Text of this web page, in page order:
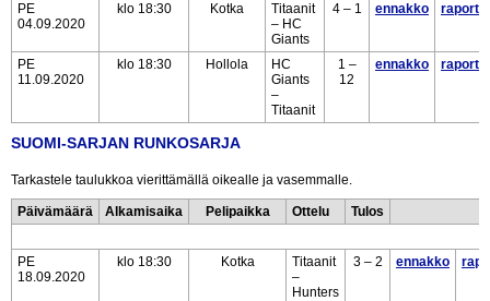
PE
04.09.2020
klo 18:30 Kotka
Titaanit
– HC
Giants
4 – 1 ennakko raportti
PE
11.09.2020
klo 18:30 Hollola
HC
Giants
–
Titaanit
1 –
12
ennakko raportti
SUOMI-SARJAN RUNKOSARJA
Tarkastele taulukkoa vierittämällä oikealle ja vasemmalle.
Päivämäärä Alkamisaika Pelipaikka Ottelu Tulos
PE
18.09.2020
klo 18:30 Kotka
Titaanit
–
Hunters
3 – 2 ennakko